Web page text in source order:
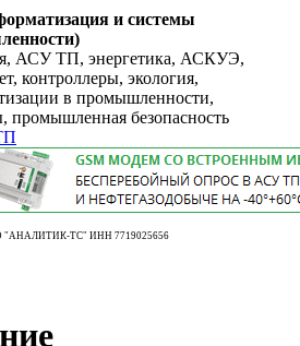
и системы
АСУ ТП, энергетика, АСКУЭ,
контроллеры, экология,
в промышленности,
промышленная безопасность
"АНАЛИТИК-ТС" ИНН 7719025656